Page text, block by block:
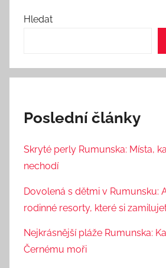
Hledat
Poslední články
Skryté perly Rumunska: Místa,
nechodí
Dovolená s dětmi v Rumunsku:
rodinné resorty, které si
Nejkrásnější pláže Rumunska:
Černému moři